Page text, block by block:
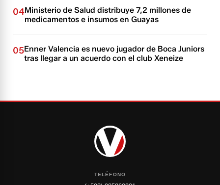
04Ministerio de Salud distribuye 7,2 millones de
medicamentos e insumos en Guayas
05Enner Valencia es nuevo jugador de Boca Juniors
tras llegar a un acuerdo con el club Xeneize
TELÉFONO